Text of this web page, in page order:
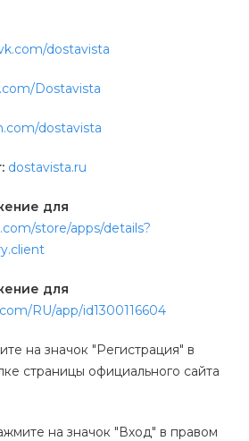
dostavista
Dostavista
dostavista
dostavista.ru
для
store/apps/details?
для
RU/app/id1300116604
на значок "Регистрация" в
страницы официального сайта
на значок "Вход" в правом